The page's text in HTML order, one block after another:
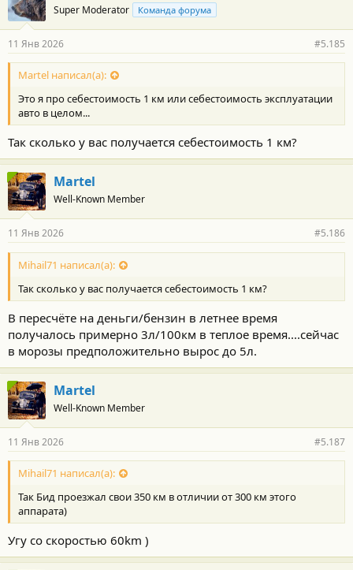
Super Moderator Команда форума
11 Янв 2026 #5.185
Martel написал(а):
Это я про себестоимость 1 км или себестоимость эксплуатации
авто в целом...
Так сколько у вас получается себестоимость 1 км?
Martel
Well-Known Member
11 Янв 2026 #5.186
Mihail71 написал(а):
Так сколько у вас получается себестоимость 1 км?
В пересчёте на деньги/бензин в летнее время
получалось примерно 3л/100км в теплое время....сейчас
в морозы предположительно вырос до 5л.
Martel
Well-Known Member
11 Янв 2026 #5.187
Mihail71 написал(а):
Так Бид проезжал свои 350 км в отличии от 300 км этого
аппарата)
Угу со скоростью 60km )